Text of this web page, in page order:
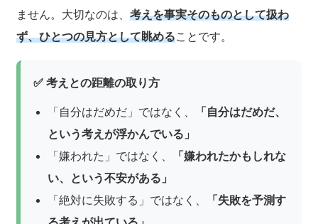
ません。大切なのは、考えを事実そのものとして扱わ
ず、ひとつの見方として眺めることです。
✅ 考えとの距離の取り方
「自分はだめだ」ではなく、
「自分はだめだ、
という考えが浮かんでいる」
「嫌われた」ではなく、
「嫌われたかもしれな
い、という不安がある」
「絶対に失敗する」ではなく、
「失敗を予測す